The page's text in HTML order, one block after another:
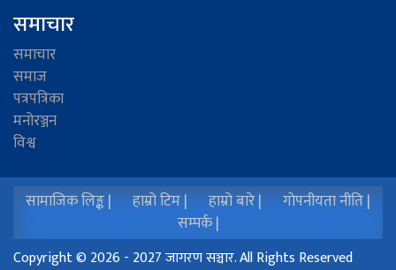
समाचार
समाचार
समाज
पत्रपत्रिका
मनोरञ्जन
विश्व
सामाजिक लिङ्क | हाम्रो टिम | हाम्रो बारे |
गोपनीयता नीति |
सम्पर्क |
Copyright © 2026 - 2027 जागरण सञ्चार. All Rights Reserved